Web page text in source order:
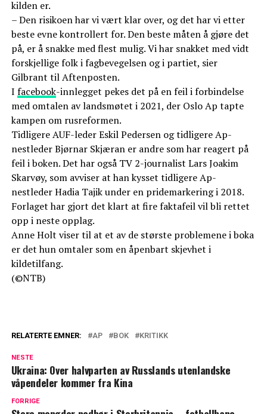
kilden er.
– Den risikoen har vi vært klar over, og det har vi etter
beste evne kontrollert for. Den beste måten å gjøre det
på, er å snakke med flest mulig. Vi har snakket med vidt
forskjellige folk i fagbevegelsen og i partiet, sier
Gilbrant til Aftenposten.
I facebook-innlegget pekes det på en feil i forbindelse
med omtalen av landsmøtet i 2021, der Oslo Ap tapte
kampen om rusreformen.
Tidligere AUF-leder Eskil Pedersen og tidligere Ap-
nestleder Bjørnar Skjæran er andre som har reagert på
feil i boken. Det har også TV 2-journalist Lars Joakim
Skarvøy, som avviser at han kysset tidligere Ap-
nestleder Hadia Tajik under en pridemarkering i 2018.
Forlaget har gjort det klart at fire faktafeil vil bli rettet
opp i neste opplag.
Anne Holt viser til at et av de største problemene i boka
er det hun omtaler som en åpenbart skjevhet i
kildetilfang.
(©NTB)
RELATERTE EMNER: AP BOK KRITIKK
NESTE
Ukraina: Over halvparten av Russlands utenlandske
våpendeler kommer fra Kina
FORRIGE